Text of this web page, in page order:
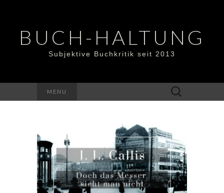
BUCH-HALTUNG
Subjektive Buchkritik seit 2013
MENU
Suchen
nach: